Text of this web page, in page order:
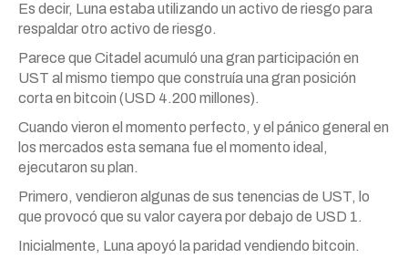
Es decir, Luna estaba utilizando un activo de riesgo para
respaldar otro activo de riesgo.
Parece que Citadel acumuló una gran participación en
UST al mismo tiempo que construía una gran posición
corta en bitcoin (USD 4.200 millones).
Cuando vieron el momento perfecto, y el pánico general en
los mercados esta semana fue el momento ideal,
ejecutaron su plan.
Primero, vendieron algunas de sus tenencias de UST, lo
que provocó que su valor cayera por debajo de USD 1.
Inicialmente, Luna apoyó la paridad vendiendo bitcoin.